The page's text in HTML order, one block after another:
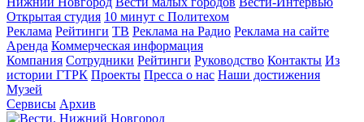
Открытая студия 10 минут с Политехом
Реклама Рейтинги ТВ Реклама на Радио Реклама на сайте
Аренда Коммерческая информация
Компания Сотрудники Рейтинги Руководство Контакты Из
истории ГТРК Проекты Пресса о нас Наши достижения
Музей
Сервисы Архив